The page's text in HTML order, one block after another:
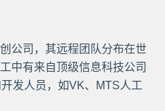
公司，其远程团队分布在世
中有来自顶级信息科技公司
发人员，如VK、MTS人工